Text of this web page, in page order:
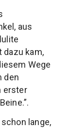
aus
dazu kam,
Wege
den
erster
lange,